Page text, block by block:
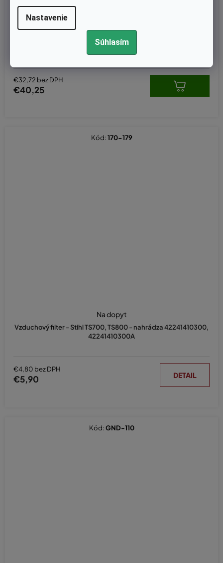
Nastavenie
Súhlasím
Karburátor Wacker WM80, BS500, BS500S, BS600, BS600S, B
€32,72 bez DPH
€40,25
Vzduchový filter - Stihl TS700, TS800 - nahrádza 42241410300,
42241410300A
Na dopyt
€4,80 bez DPH
€5,90 DETAIL
Kód:170-179
Kód:GND-110